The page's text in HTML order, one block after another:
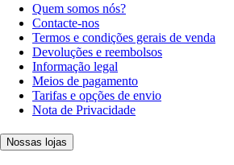
Quem somos nós?
Contacte-nos
Termos e condições gerais de venda
Devoluções e reembolsos
Informação legal
Meios de pagamento
Tarifas e opções de envio
Nota de Privacidade
Nossas lojas